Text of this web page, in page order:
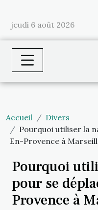
jeudi 6 août 2026
Accueil
Divers
Pourquoi utiliser la
En-Provence à
Pourquoi
pour se
Provence à